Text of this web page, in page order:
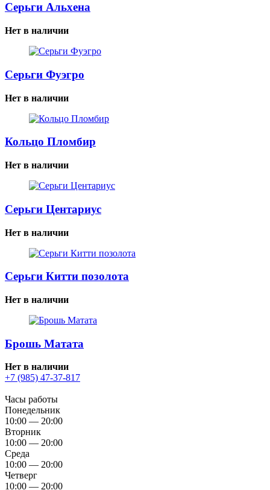
Серьги Альхена
Нет в наличии
Серьги Фуэгро
Нет в наличии
Кольцо Пломбир
Нет в наличии
Серьги Центариус
Нет в наличии
Серьги Китти позолота
Нет в наличии
Брошь Матата
Нет в наличии
+7 (985) 47-37-817
Часы работы
Понедельник
10:00 — 20:00
Вторник
10:00 — 20:00
Среда
10:00 — 20:00
Четверг
10:00 — 20:00